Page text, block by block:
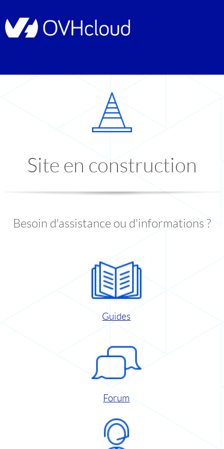
Site en construction
Besoin d'assistance ou d'informations ?
Guides
Forum